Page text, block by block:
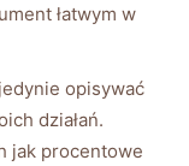
łatwym w
opisywać
działań.
jak procentowe